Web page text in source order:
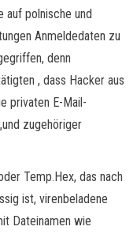
auf polnische und
Anmeldedaten zu
denn
, dass Hacker aus
privaten E-Mail-
zugehöriger
Temp.Hex, das nach
ist, virenbeladene
Dateinamen wie